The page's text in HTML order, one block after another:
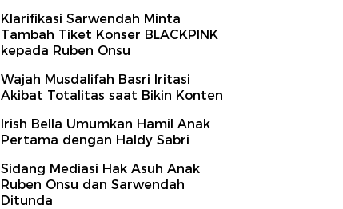
Klarifikasi Sarwendah Minta
Tambah Tiket Konser BLACKPINK
kepada Ruben Onsu
Wajah Musdalifah Basri Iritasi
Akibat Totalitas saat Bikin Konten
Irish Bella Umumkan Hamil Anak
Pertama dengan Haldy Sabri
Sidang Mediasi Hak Asuh Anak
Ruben Onsu dan Sarwendah
Ditunda